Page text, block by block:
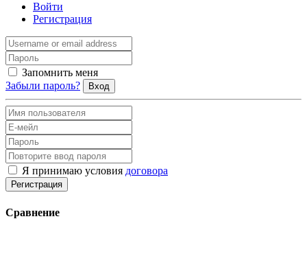
Войти
Регистрация
Запомнить меня
Забыли пароль?
Вход
Я принимаю условия договора
Регистрация
Сравнение